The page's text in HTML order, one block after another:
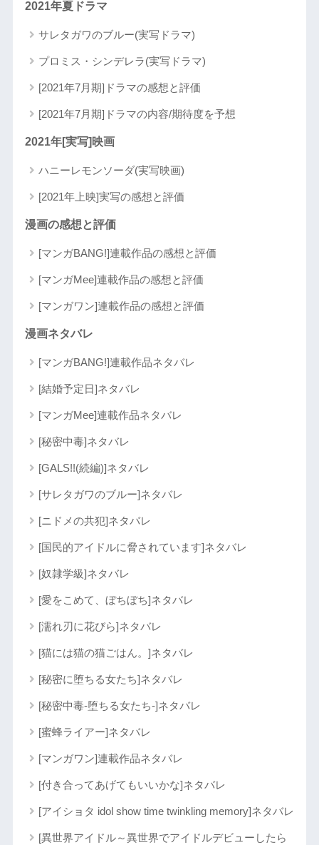
2021年夏ドラマ
サレタガワのブルー(実写ドラマ)
プロミス・シンデレラ(実写ドラマ)
[2021年7月期]ドラマの感想と評価
[2021年7月期]ドラマの内容/期待度を予想
2021年[実写]映画
ハニーレモンソーダ(実写映画)
[2021年上映]実写の感想と評価
漫画の感想と評価
[マンガBANG!]連載作品の感想と評価
[マンガMee]連載作品の感想と評価
[マンガワン]連載作品の感想と評価
漫画ネタバレ
[マンガBANG!]連載作品ネタバレ
[結婚予定日]ネタバレ
[マンガMee]連載作品ネタバレ
[秘密中毒]ネタバレ
[GALS!!(続編)]ネタバレ
[サレタガワのブルー]ネタバレ
[ニドメの共犯]ネタバレ
[国民的アイドルに脅されています]ネタバレ
[奴隷学級]ネタバレ
[愛をこめて、ぼちぼち]ネタバレ
[濡れ刃に花びら]ネタバレ
[猫には猫の猫ごはん。]ネタバレ
[秘密に堕ちる女たち]ネタバレ
[秘密中毒-堕ちる女たち-]ネタバレ
[蜜蜂ライアー]ネタバレ
[マンガワン]連載作品ネタバレ
[付き合ってあげてもいいかな]ネタバレ
[アイショタ idol show time twinkling memory]ネタバレ
[異世界アイドル～異世界でアイドルデビューしたら